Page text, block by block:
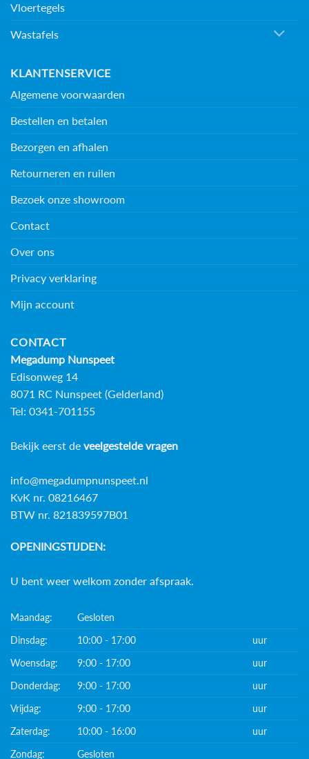
Vloertegels
Wastafels
KLANTENSERVICE
Algemene voorwaarden
Bestellen en betalen
Bezorgen en afhalen
Retourneren en ruilen
Bezoek onze showroom
Contact
Over ons
Privacy verklaring
Mijn account
CONTACT
Megadump Nunspeet
Edisonweg 14
8071 RC Nunspeet (Gelderland)
Tel: 0341-701155
Bekijk eerst de veelgestelde vragen
info@megadumpnunspeet.nl
KvK nr. 08216467
BTW nr. 821839597B01
OPENINGSTIJDEN:
U bent weer welkom zonder afspraak.
Maandag:
Gesloten
Dinsdag:
10:00 - 17:00
uur
Woensdag:
9:00 - 17:00
uur
Donderdag:
9:00 - 17:00
uur
Vrijdag:
9:00 - 17:00
uur
Zaterdag:
10:00 - 16:00
uur
Zondag:
Gesloten